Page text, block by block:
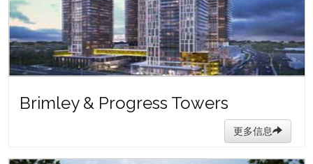
Brimley & Progress Towers
更多信息